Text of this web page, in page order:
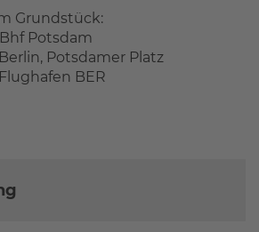
Grundstück:
Potsdam
Potsdamer Platz
BER